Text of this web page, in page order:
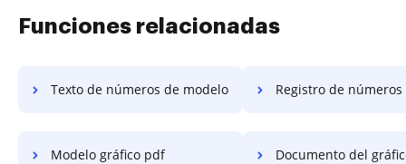
Funciones relacionadas
Texto de números de modelo Registro de números de
Modelo gráfico pdf Documento del gráfico del